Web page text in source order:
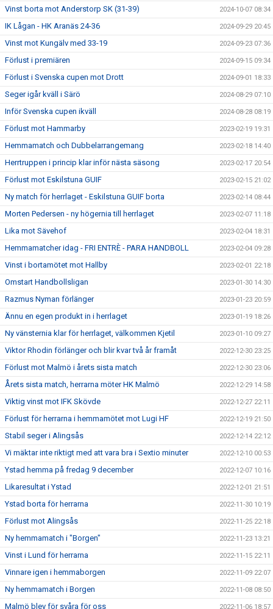
Vinst borta mot Anderstorp SK (31-39) 2024-10-07 08:34
IK Lågan - HK Aranäs 24-36 2024-09-29 20:45
Vinst mot Kungälv med 33-19 2024-09-23 07:36
Förlust i premiären 2024-09-15 09:34
Förlust i Svenska cupen mot Drott 2024-09-01 18:33
Seger igår kväll i Särö 2024-08-29 07:10
Inför Svenska cupen ikväll 2024-08-28 08:19
Förlust mot Hammarby 2023-02-19 19:31
Hemmamatch och Dubbelarrangemang 2023-02-18 14:40
Herrtruppen i princip klar inför nästa säsong 2023-02-17 20:54
Förlust mot Eskilstuna GUIF 2023-02-15 21:02
Ny match för herrlaget - Eskilstuna GUIF borta 2023-02-14 08:44
Morten Pedersen - ny högernia till herrlaget 2023-02-07 11:18
Lika mot Sävehof 2023-02-04 18:31
Hemmamatcher idag - FRI ENTRÈ - PARA HANDBOLL 2023-02-04 09:28
Vinst i bortamötet mot Hallby 2023-02-01 22:18
Omstart Handbollsligan 2023-01-30 14:30
Razmus Nyman förlänger 2023-01-23 20:59
Ännu en egen produkt in i herrlaget 2023-01-19 18:26
Ny vänsternia klar för herrlaget, välkommen Kjetil 2023-01-10 09:27
Viktor Rhodin förlänger och blir kvar två år framåt 2022-12-30 23:25
Förlust mot Malmö i årets sista match 2022-12-30 23:06
Årets sista match, herrarna möter HK Malmö 2022-12-29 14:58
Viktig vinst mot IFK Skövde 2022-12-27 22:11
Förlust för herrarna i hemmamötet mot Lugi HF 2022-12-19 21:50
Stabil seger i Alingsås 2022-12-14 22:12
Vi mäktar inte riktigt med att vara bra i Sextio minuter 2022-12-10 00:53
Ystad hemma på fredag 9 december 2022-12-07 10:16
Likaresultat i Ystad 2022-12-01 21:51
Ystad borta för herrarna 2022-11-30 10:19
Förlust mot Alingsås 2022-11-25 22:18
Ny hemmamatch i "Borgen" 2022-11-23 13:21
Vinst i Lund för herrarna 2022-11-15 22:11
Vinnare igen i hemmaborgen 2022-11-09 22:07
Ny hemmamatch i Borgen 2022-11-08 08:50
Malmö blev för svåra för oss 2022-11-06 18:57